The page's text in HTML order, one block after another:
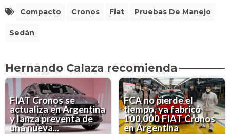
Compacto Cronos Fiat Pruebas De Manejo
Sedán
Hernando Calaza recomienda
FIAT Cronos se
actualiza en Argentina
y lanza preventa de
una nueva...
FCA no pierde el
tiempo, ya fabricó
100.000 FIAT Cronos
en Argentina